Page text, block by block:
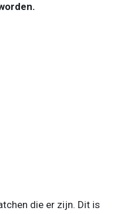
die er zijn. Dit is